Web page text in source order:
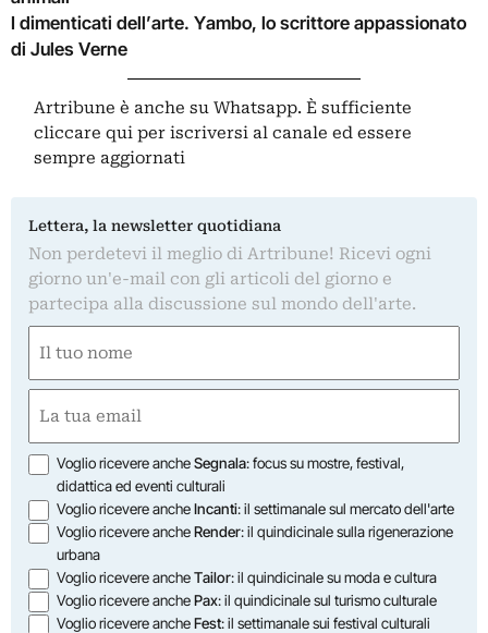
I dimenticati dell’arte. Yambo, lo scrittore appassionato
di Jules Verne
Artribune è anche su Whatsapp. È sufficiente
cliccare qui per iscriversi al canale ed essere
sempre aggiornati
Lettera, la newsletter quotidiana
Non perdetevi il meglio di Artribune! Ricevi ogni
giorno un'e-mail con gli articoli del giorno e
partecipa alla discussione sul mondo dell'arte.
(Required)
First
(Required)
Opzioni
Voglio ricevere ancheSegnala: focus su mostre, festival,
didattica ed eventi culturali
Voglio ricevere ancheIncanti: il settimanale sul mercato dell'arte
Voglio ricevere ancheRender: il quindicinale sulla rigenerazione
urbana
Voglio ricevere ancheTailor: il quindicinale su moda e cultura
Voglio ricevere anchePax: il quindicinale sul turismo culturale
Voglio ricevere ancheFest: il settimanale sui festival culturali